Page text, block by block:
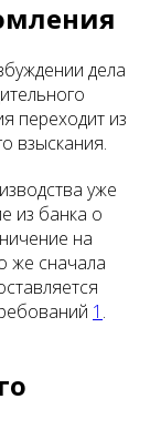
дела
переходит из
взыскания.
уже
из банка о
на
же сначала
1 .